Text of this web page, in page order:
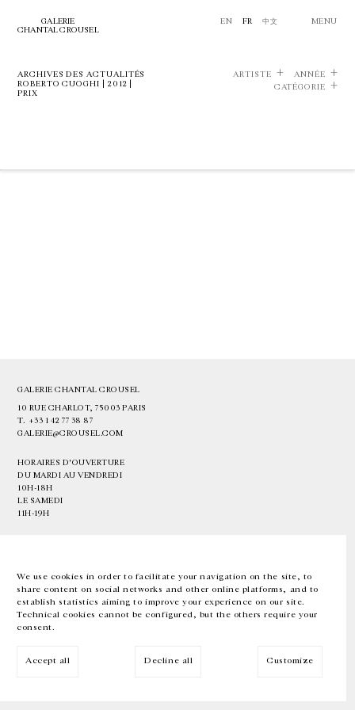
We use cookies in order to facilitate your navigation on the site, to
share content on social networks and other online platforms, and to
establish statistics aiming to improve your experience on our site.
Technical cookies cannot be configured, but the others require your
consent.
Accept all Decline all Customize
GALERIE
CHANTAL CROUSEL
EN FR 中文 MENU
ARCHIVES DES ACTUALITÉS
ROBERTO CUOGHI | 2012 |
PRIX
ARTISTE
ANNÉE
CATÉGORIE
GALERIE CHANTAL CROUSEL
10 RUE CHARLOT, 75003 PARIS
T. +33 1 42 77 38 87
GALERIE@CROUSEL.COM
HORAIRES D'OUVERTURE
DU MARDI AU VENDREDI
10H-18H
LE SAMEDI
11H-19H
EN FR 中文 Facebook Instagram
Inscrivez-vous à notre newsletter